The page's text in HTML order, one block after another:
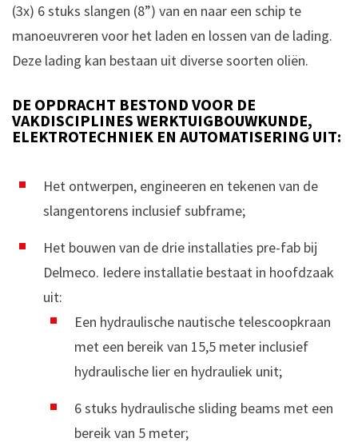
(3x) 6 stuks slangen (8”) van en naar een schip te
manoeuvreren voor het laden en lossen van de lading.
Deze lading kan bestaan uit diverse soorten oliën.
DE OPDRACHT BESTOND VOOR DE
VAKDISCIPLINES WERKTUIGBOUWKUNDE,
ELEKTROTECHNIEK EN AUTOMATISERING UIT:
Het ontwerpen, engineeren en tekenen van de
slangentorens inclusief subframe;
Het bouwen van de drie installaties pre-fab bij
Delmeco. Iedere installatie bestaat in hoofdzaak
uit:
Een hydraulische nautische telescoopkraan
met een bereik van 15,5 meter inclusief
hydraulische lier en hydrauliek unit;
6 stuks hydraulische sliding beams met een
bereik van 5 meter;